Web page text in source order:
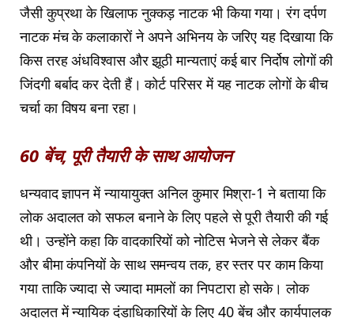
जैसी कुप्रथा के खिलाफ नुक्कड़ नाटक भी किया गया। रंग दर्पण
नाटक मंच के कलाकारों ने अपने अभिनय के जरिए यह दिखाया कि
किस तरह अंधविश्वास और झूठी मान्यताएं कई बार निर्दोष लोगों की
जिंदगी बर्बाद कर देती हैं। कोर्ट परिसर में यह नाटक लोगों के बीच
चर्चा का विषय बना रहा।
60 बेंच, पूरी तैयारी के साथ आयोजन
धन्यवाद ज्ञापन में न्यायायुक्त अनिल कुमार मिश्रा-1 ने बताया कि
लोक अदालत को सफल बनाने के लिए पहले से पूरी तैयारी की गई
थी। उन्होंने कहा कि वादकारियों को नोटिस भेजने से लेकर बैंक
और बीमा कंपनियों के साथ समन्वय तक, हर स्तर पर काम किया
गया ताकि ज्यादा से ज्यादा मामलों का निपटारा हो सके। लोक
अदालत में न्यायिक दंडाधिकारियों के लिए 40 बेंच और कार्यपालक